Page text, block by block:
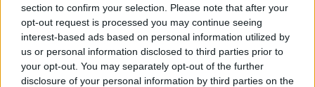
section to confirm your selection. Please note that after your
opt-out request is processed you may continue seeing
interest-based ads based on personal information utilized by
us or personal information disclosed to third parties prior to
your opt-out. You may separately opt-out of the further
disclosure of your personal information by third parties on the